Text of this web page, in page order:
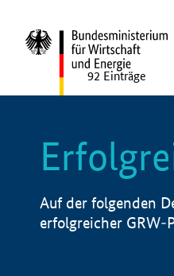
92 Einträge
Auf der folgenden
erfolgreicher GRW-